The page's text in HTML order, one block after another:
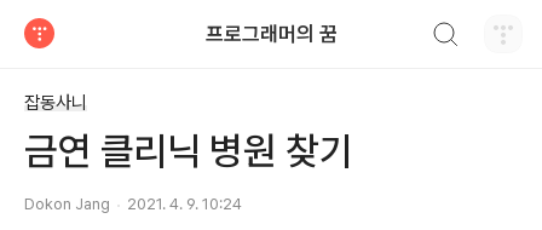
프로그래머의 꿈
잡동사니
금연 클리닉 병원 찾기
Dokon Jang 2021. 4. 9. 10:24